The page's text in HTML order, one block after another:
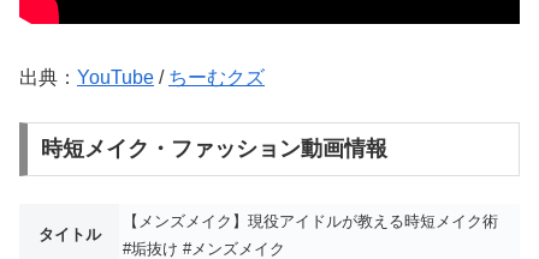
出典： YouTube / ちーむクズ
時短メイク・ファッション動画情報
タイトル
【メンズメイク】現役アイドルが教える時短メイク術
#垢抜け #メンズメイク